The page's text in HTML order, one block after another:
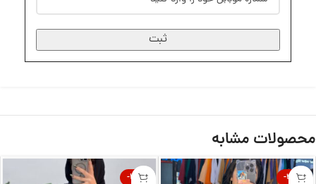
ثبت
محصولات مشابه
-40%
-31%